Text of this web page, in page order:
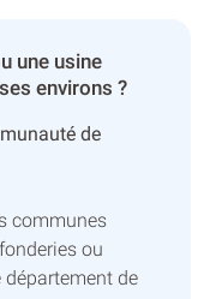
une usine
environs ?
de
communes
ou
département de